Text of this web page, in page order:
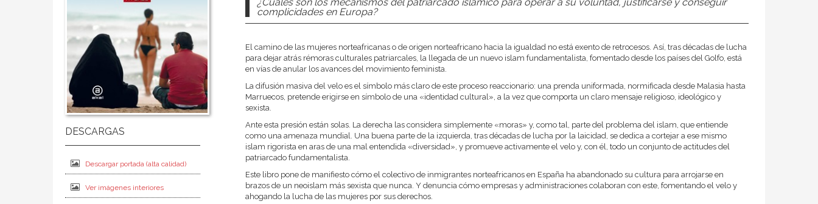
Descargar portada (alta calidad)
Ver imágenes interiores
¿Cuáles son los mecanismos del patriarcado islámico para operar a su voluntad, justificarse y conseguir
complicidades en Europa?
El camino de las mujeres norteafricanas o de origen norteafricano hacia la igualdad no está exento de retrocesos. Así, tras décadas de lucha
para dejar atrás rémoras culturales patriarcales, la llegada de un nuevo islam fundamentalista, fomentado desde los países del Golfo, está
en vías de anular los avances del movimiento feminista.
La difusión masiva del velo es el símbolo más claro de este proceso reaccionario: una prenda uniformada, normificada desde Malasia hasta
Marruecos, pretende erigirse en símbolo de una «identidad cultural», a la vez que comporta un claro mensaje religioso, ideológico y
sexista.
Ante esta presión están solas. La derecha las considera simplemente «moras» y, como tal, parte del problema del islam, que entiende
como una amenaza mundial. Una buena parte de la izquierda, tras décadas de lucha por la laicidad, se dedica a cortejar a ese mismo
islam rigorista en aras de una mal entendida «diversidad», y promueve activamente el velo y, con él, todo un conjunto de actitudes del
patriarcado fundamentalista.
Este libro pone de manifiesto cómo el colectivo de inmigrantes norteafricanos en España ha abandonado su cultura para arrojarse en
brazos de un neoislam más sexista que nunca. Y denuncia cómo empresas y administraciones colaboran con este, fomentando el velo y
ahogando la lucha de las mujeres por sus derechos.